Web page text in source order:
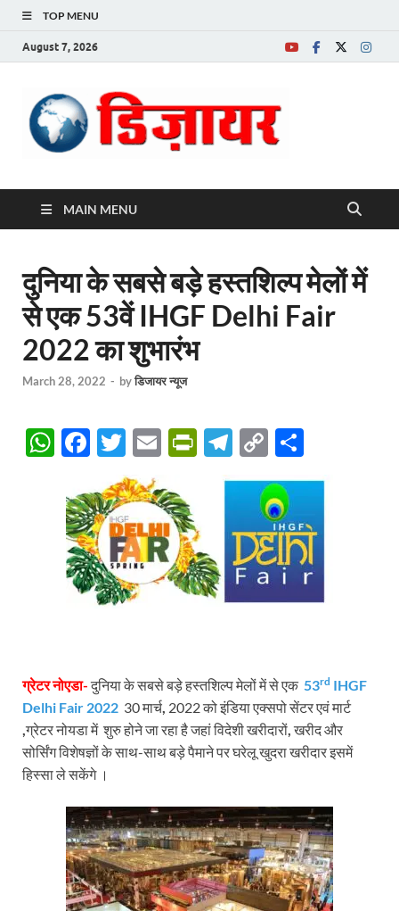
TOP MENU
August 7, 2026
MAIN MENU
दुनिया के सबसे बड़े हस्तशिल्प मेलों में
से एक 53वें IHGF Delhi Fair
2022 का शुभारंभ
March 28, 2022 - byडिजायर न्यूज
W
at
s
A
p
F
e
b
o
o
k
T
w
itt
er
E
ail
P
Fr
ie
n
T
el
e
gr
a
m
C
o
p
y
Li
n
k
h
ar
e
ग्रेटर नोएडा- दुनिया के सबसे बड़े हस्तशिल्प मेलों में से एक 53rd IHGF
Delhi Fair 2022 30 मार्च, 2022 को इंडिया एक्सपो सेंटर एवं मार्ट
,ग्रेटर नोयडा में शुरु होने जा रहा है जहां विदेशी खरीदारों,खरीद और
सोर्सिंग विशेषज्ञों के साथ-साथ बड़े पैमाने पर घरेलू खुदरा खरीदार इसमें
हिस्सा ले सकेंगे ।